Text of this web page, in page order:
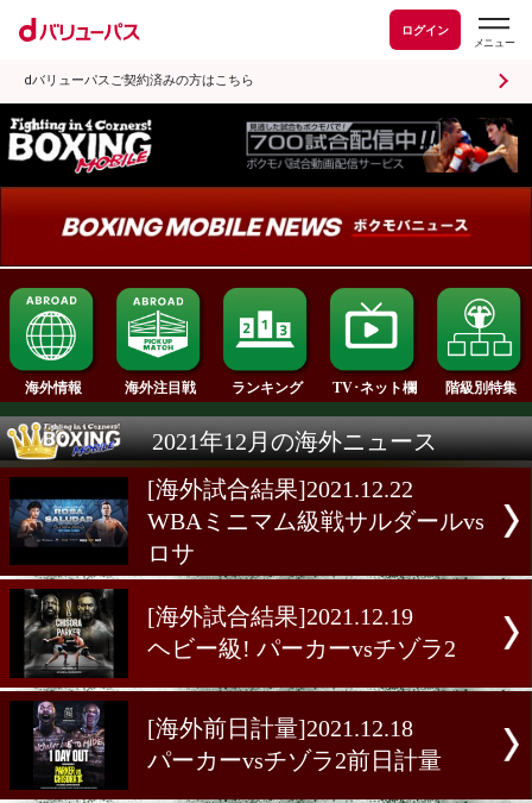
ログイン
dバリューパスご契約済みの方はこちら
海外情報 海外注目戦 ランキング TV･ネット欄
2021年12月の海外ニュース
[海外試合結果]2021.12.22
WBAミニマム級戦サルダ
ロサ
[海外試合結果]2021.12.19
ヘビー級! パーカーvsチゾ